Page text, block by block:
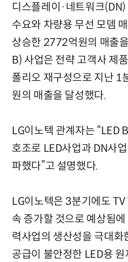
디스플레이·네트워크
수요와 차량용 무선 모뎀
상승한 2772억원의 매출
B) 사업은 전략 고객사 제
폴리오 재구성으로 지난
원의 매출을 달성했다.
LG이노텍 관계자는 “LED
호조로 LED사업과 DN사
파했다”고 설명했다.
LG이노텍은 3분기에도 TV
속 증가할 것으로 예상됨
력사업의 생산성을 극대화
공급이 불안정한 LED용